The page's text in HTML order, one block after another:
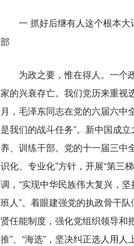
一 抓好后继有人这个根本
部
为政之要，惟在得人。一个政
家的兴衰存亡。我们党历来重视
月，毛泽东同志在党的六届六中
是我们的战斗任务”。新中国成
养、训练干部。党的十一届三中
识化、专业化”方针，开展“第三
调，“实现中华民族伟大复兴，
班人”。着眼建强党的执政骨干
贤任能制度，强化党组织领导和
推”、“海选”，坚决纠正选人用